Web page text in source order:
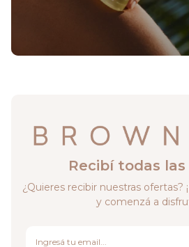
Recibí todas
¿Quieres recibir nuestras ofertas?
y comenzá a